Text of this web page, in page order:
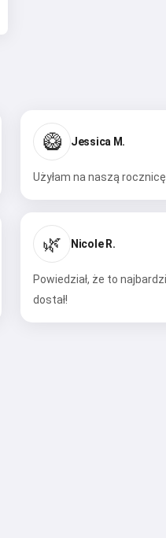
🥝 Jessica M.
Użyłam na naszą
🌿 Nicole R.
Powiedział, że to
dostał!